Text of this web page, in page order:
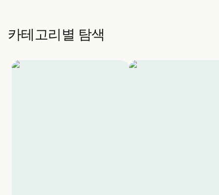
카테고리별 탐색